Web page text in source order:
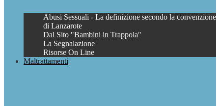
Abusi Sessuali - La definizione secondo la convenzione
di Lanzarote
Dal Sito "Bambini in Trappola"
La Segnalazione
Risorse On Line
Maltrattamenti